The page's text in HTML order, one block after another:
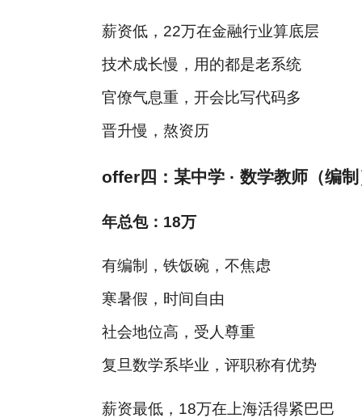
薪资低，22万在金融行业算底层
技术成长慢，用的都是老系统
官僚气息重，开会比写代码多
晋升慢，熬资历
offer四：某中学 · 数学教师（编
年总包：18万
有编制，铁饭碗，不焦虑
寒暑假，时间自由
社会地位高，受人尊重
复旦数学系毕业，评职称有优势
薪资最低，18万在上海活得紧巴巴